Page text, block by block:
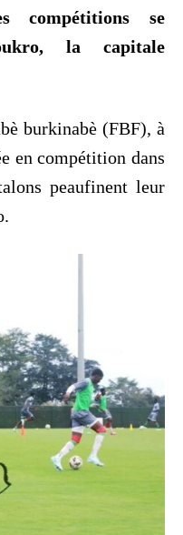
compétitions se
la capitale
burkinabè (FBF), à
en compétition dans
peaufinent leur